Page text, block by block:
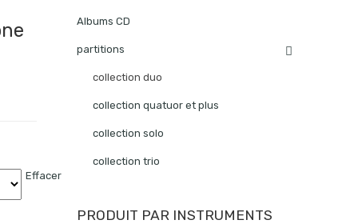
Effacer
Albums CD
partitions
collection duo
collection quatuor et plus
collection solo
collection trio
PRODUIT PAR INSTRUMENTS